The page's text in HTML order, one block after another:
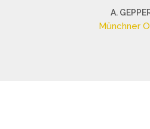
A.
Münchner